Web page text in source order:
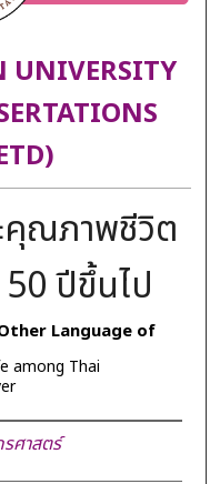
UNIVERSITY
คุณภาพชีวิต
50 ปีขึ้นไป
Language of
among Thai
ศาสตร์